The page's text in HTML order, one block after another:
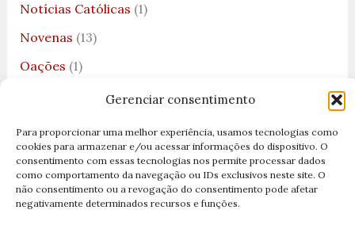
Gerenciar consentimento
Para proporcionar uma melhor experiência, usamos tecnologias como
cookies para armazenar e/ou acessar informações do dispositivo. O
consentimento com essas tecnologias nos permite processar dados
como comportamento da navegação ou IDs exclusivos neste site. O
não consentimento ou a revogação do consentimento pode afetar
negativamente determinados recursos e funções.
Notícias Católicas (1)
Novenas (13)
Oações (1)
Oração a Nossa Senhora das Graças(1)
Oração a São José(2)
Oração Ave Maria(1)